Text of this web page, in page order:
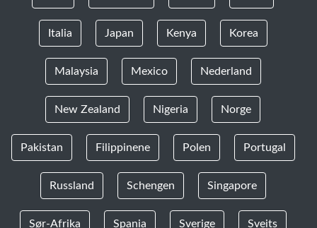
Italia Japan Kenya Korea
Malaysia Mexico Nederland
New Zealand Nigeria Norge
Pakistan Filippinene Polen Portugal
Russland Schengen Singapore
Sør-Afrika Spania Sverige Sveits